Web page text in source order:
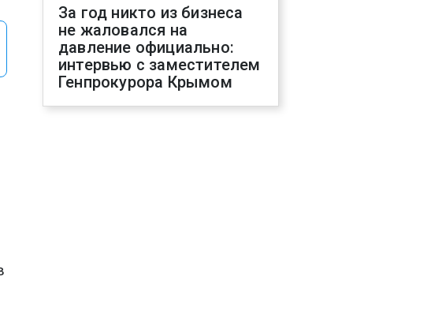
За год никто из бизнеса
не жаловался на
давление официально:
интервью с заместителем
Генпрокурора Крымом